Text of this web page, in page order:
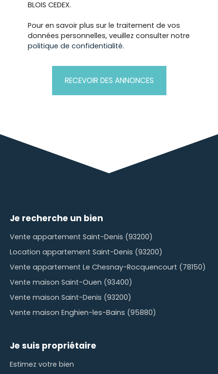
BLOIS CEDEX.
Pour en savoir plus sur le traitement de vos
données personnelles, veuillez consulter notre
politique de confidentialité.
RECEVOIR DES ANNONCES
Je recherche un bien
Vente appartement Saint-Denis (93200)
Location appartement Saint-Denis (93200)
Vente appartement Le Chesnay-Rocquencourt (78150)
Vente maison Saint-Ouen (93400)
Vente maison Saint-Denis (93200)
Vente maison Enghien-les-Bains (95880)
Je suis propriétaire
Estimez votre bien